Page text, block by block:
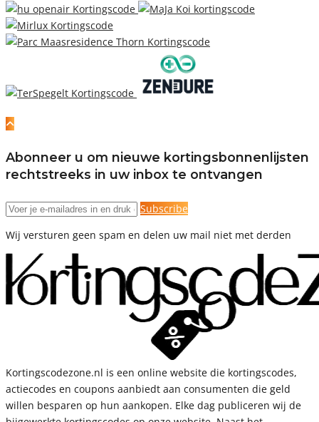
Abonneer u om nieuwe kortingsbonnenlijsten
rechtstreeks in uw inbox te ontvangen
Subscribe
Wij versturen geen spam en delen uw mail niet met derden
Kortingscodezone.nl is een online website die kortingscodes,
actiecodes en coupons aanbiedt aan consumenten die geld
willen besparen op hun aankopen. Elke dag publiceren wij de